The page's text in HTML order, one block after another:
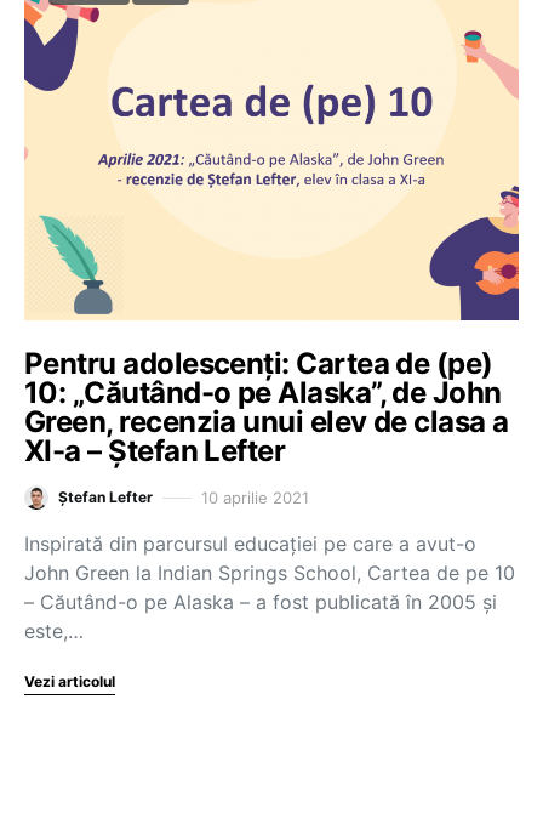
Pentru adolescenți: Cartea de (pe)
10: „Căutând-o pe Alaska”, de John
Green, recenzia unui elev de clasa a
XI-a – Ștefan Lefter
Ștefan Lefter 10 aprilie 2021
Inspirată din parcursul educației pe care a avut-o
John Green la Indian Springs School, Cartea de pe 10
– Căutând-o pe Alaska – a fost publicată în 2005 și
este,…
Vezi articolul